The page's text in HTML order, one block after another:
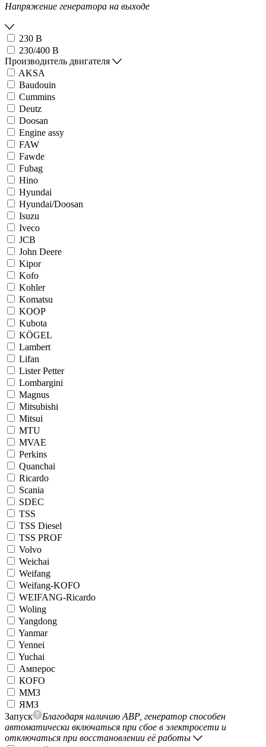
Напряжение генератора на выходе
230 В
230/400 В
Производитель двигателя
AKSA
Baudouin
Cummins
Deutz
Doosan
Engine assy
FAW
Fawde
Fubag
Hino
Hyundai
Hyundai/Doosan
Isuzu
Iveco
JCB
John Deere
Kipor
Kofo
Kohler
Komatsu
KOOP
Kubota
KÖGEL
Lambert
Lifan
Lister Petter
Lombargini
Magnus
Mitsubishi
Mitsui
MTU
MVAE
Perkins
Quanchai
Ricardo
Scania
SDEC
TSS
TSS Diesel
TSS PROF
Volvo
Weichai
Weifang
Weifang-KOFO
WEIFANG-Ricardo
Woling
Yangdong
Yanmar
Yennei
Yuchai
Амперос
КОFO
ММЗ
ЯМЗ
Запуск
Благодаря наличию АВР, генератор способен
автоматически включаться при сбое в электросети и
отключаться при восстановлении её работы